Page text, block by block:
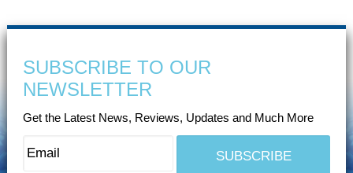
SUBSCRIBE TO OUR
NEWSLETTER
Get the Latest News, Reviews, Updates and Much More